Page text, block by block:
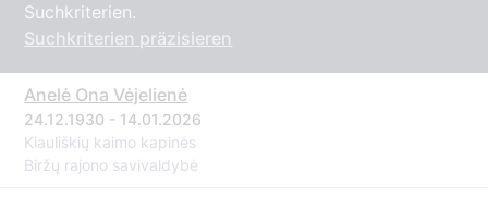
Suchkriterien.
Suchkriterien präzisieren
Anelė Ona Vėjelienė
24.12.1930 - 14.01.2026
Kiauliškių kaimo kapinės
Biržų rajono savivaldybė